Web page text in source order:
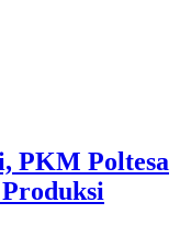
PKM Poltesa